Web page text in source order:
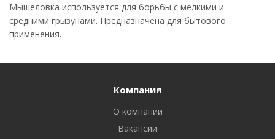
Мышеловка используется для борьбы с мелкими и
средними грызунами. Предназначена для бытового
применения.
Компания
О компании
Вакансии